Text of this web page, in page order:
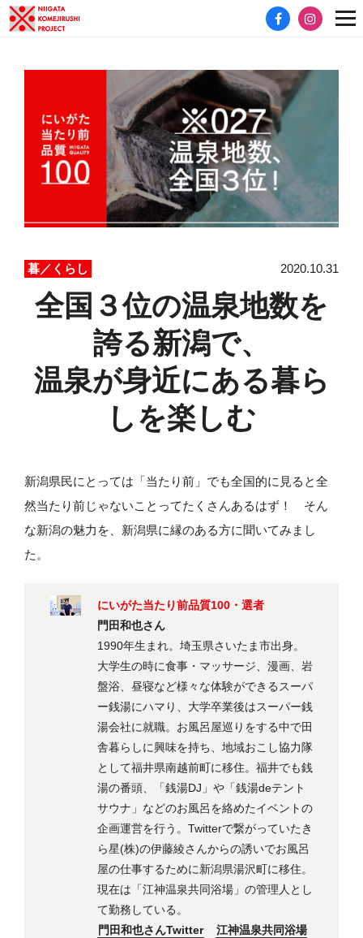
暮／くらし 2020.10.31
全国３位の温泉地数を
誇る新潟で、
温泉が身近にある暮ら
しを楽しむ
新潟県民にとっては「当たり前」でも全国的に見ると全
然当たり前じゃないことってたくさんあるはず！ そん
な新潟の魅力を、新潟県に縁のある方に聞いてみまし
た。
にいがた当たり前品質100・選者
門田和也さん
1990年生まれ。埼玉県さいたま市出身。
大学生の時に食事・マッサージ、漫画、岩
盤浴、昼寝など様々な体験ができるスーパ
ー銭湯にハマり、大学卒業後はスーパー銭
湯会社に就職。お風呂屋巡りをする中で田
舎暮らしに興味を持ち、地域おこし協力隊
として福井県南越前町に移住。福井でも銭
湯の番頭、「銭湯DJ」や「銭湯deテント
サウナ」などのお風呂を絡めたイベントの
企画運営を行う。Twitterで繋がっていたき
ら星(株)の伊藤綾さんからの誘いでお風呂
屋の仕事するために新潟県湯沢町に移住。
現在は「江神温泉共同浴場」の管理人とし
て勤務している。
門田和也さんTwitter
江神温泉共同浴場